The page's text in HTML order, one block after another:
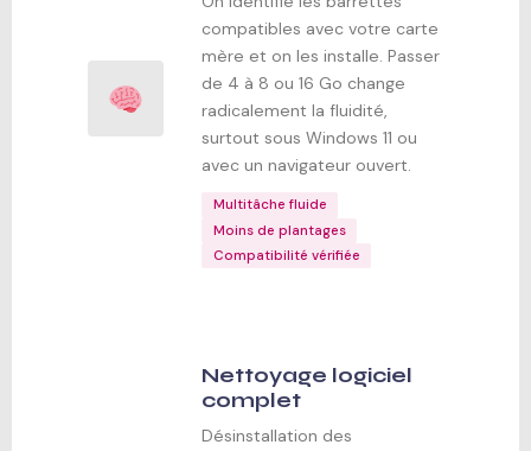
compatibles avec votre carte
mère et on les installe. Passer
de 4 à 8 ou 16 Go change
radicalement la fluidité,
surtout sous Windows 11 ou
avec un navigateur ouvert.
Multitâche fluide
Moins de plantages
Compatibilité vérifiée
Nettoyage logiciel
complet
Désinstallation des